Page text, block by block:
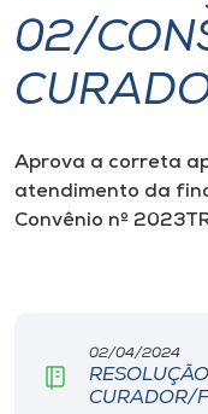
I.nova
Cultura
02/
Aprova a correta
atendimento da
Convênio nº
02/04/2024
CURADOR/